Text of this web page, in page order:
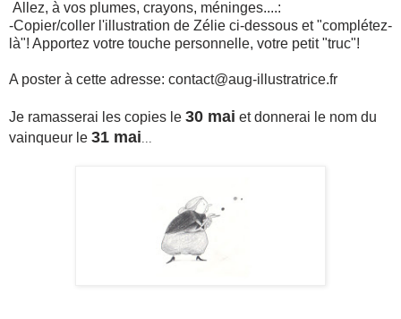
Allez, à vos plumes, crayons, méninges....:
-Copier/coller l'illustration de Zélie ci-dessous et "complétez-
là"! Apportez votre touche personnelle, votre petit "truc"!
A poster à cette adresse: contact@aug-illustratrice.fr
Je ramasserai les copies le 30 mai et donnerai le nom du
vainqueur le 31 mai...